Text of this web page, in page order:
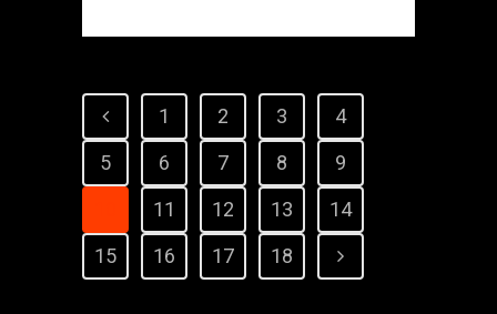
1 2 3
4
5
6 7 8
9
11 12 13
14
15
16 17 18